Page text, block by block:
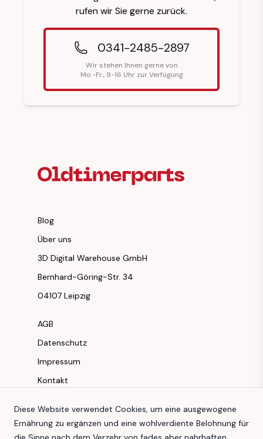
rufen wir Sie gerne zurück.
0341-2485-2897
Wir stehen Ihnen gerne von
Mo.-Fr., 9-16 Uhr zur Verfügung
Blog
Über uns
3D Digital Warehouse GmbH
Bernhard-Göring-Str. 34
04107 Leipzig
AGB
Datenschutz
Impressum
Kontakt
Instagram
Facebook
Diese Website verwendet Cookies, um eine ausgewogene
Ernährung zu ergänzen und eine wohlverdiente Belohnung für